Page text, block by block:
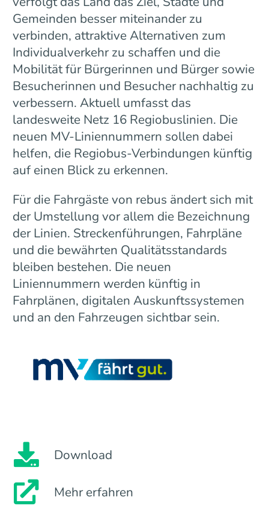
Gemeinden besser miteinander zu
verbinden, attraktive Alternativen zum
Individualverkehr zu schaffen und die
Mobilität für Bürgerinnen und Bürger sowie
Besucherinnen und Besucher nachhaltig zu
verbessern. Aktuell umfasst das
landesweite Netz 16 Regiobuslinien. Die
neuen MV-Liniennummern sollen dabei
helfen, die Regiobus-Verbindungen künftig
auf einen Blick zu erkennen.
Für die Fahrgäste von rebus ändert sich mit
der Umstellung vor allem die Bezeichnung
der Linien. Streckenführungen, Fahrpläne
und die bewährten Qualitätsstandards
bleiben bestehen. Die neuen
Liniennummern werden künftig in
Fahrplänen, digitalen Auskunftssystemen
und an den Fahrzeugen sichtbar sein.
Download
Mehr erfahren